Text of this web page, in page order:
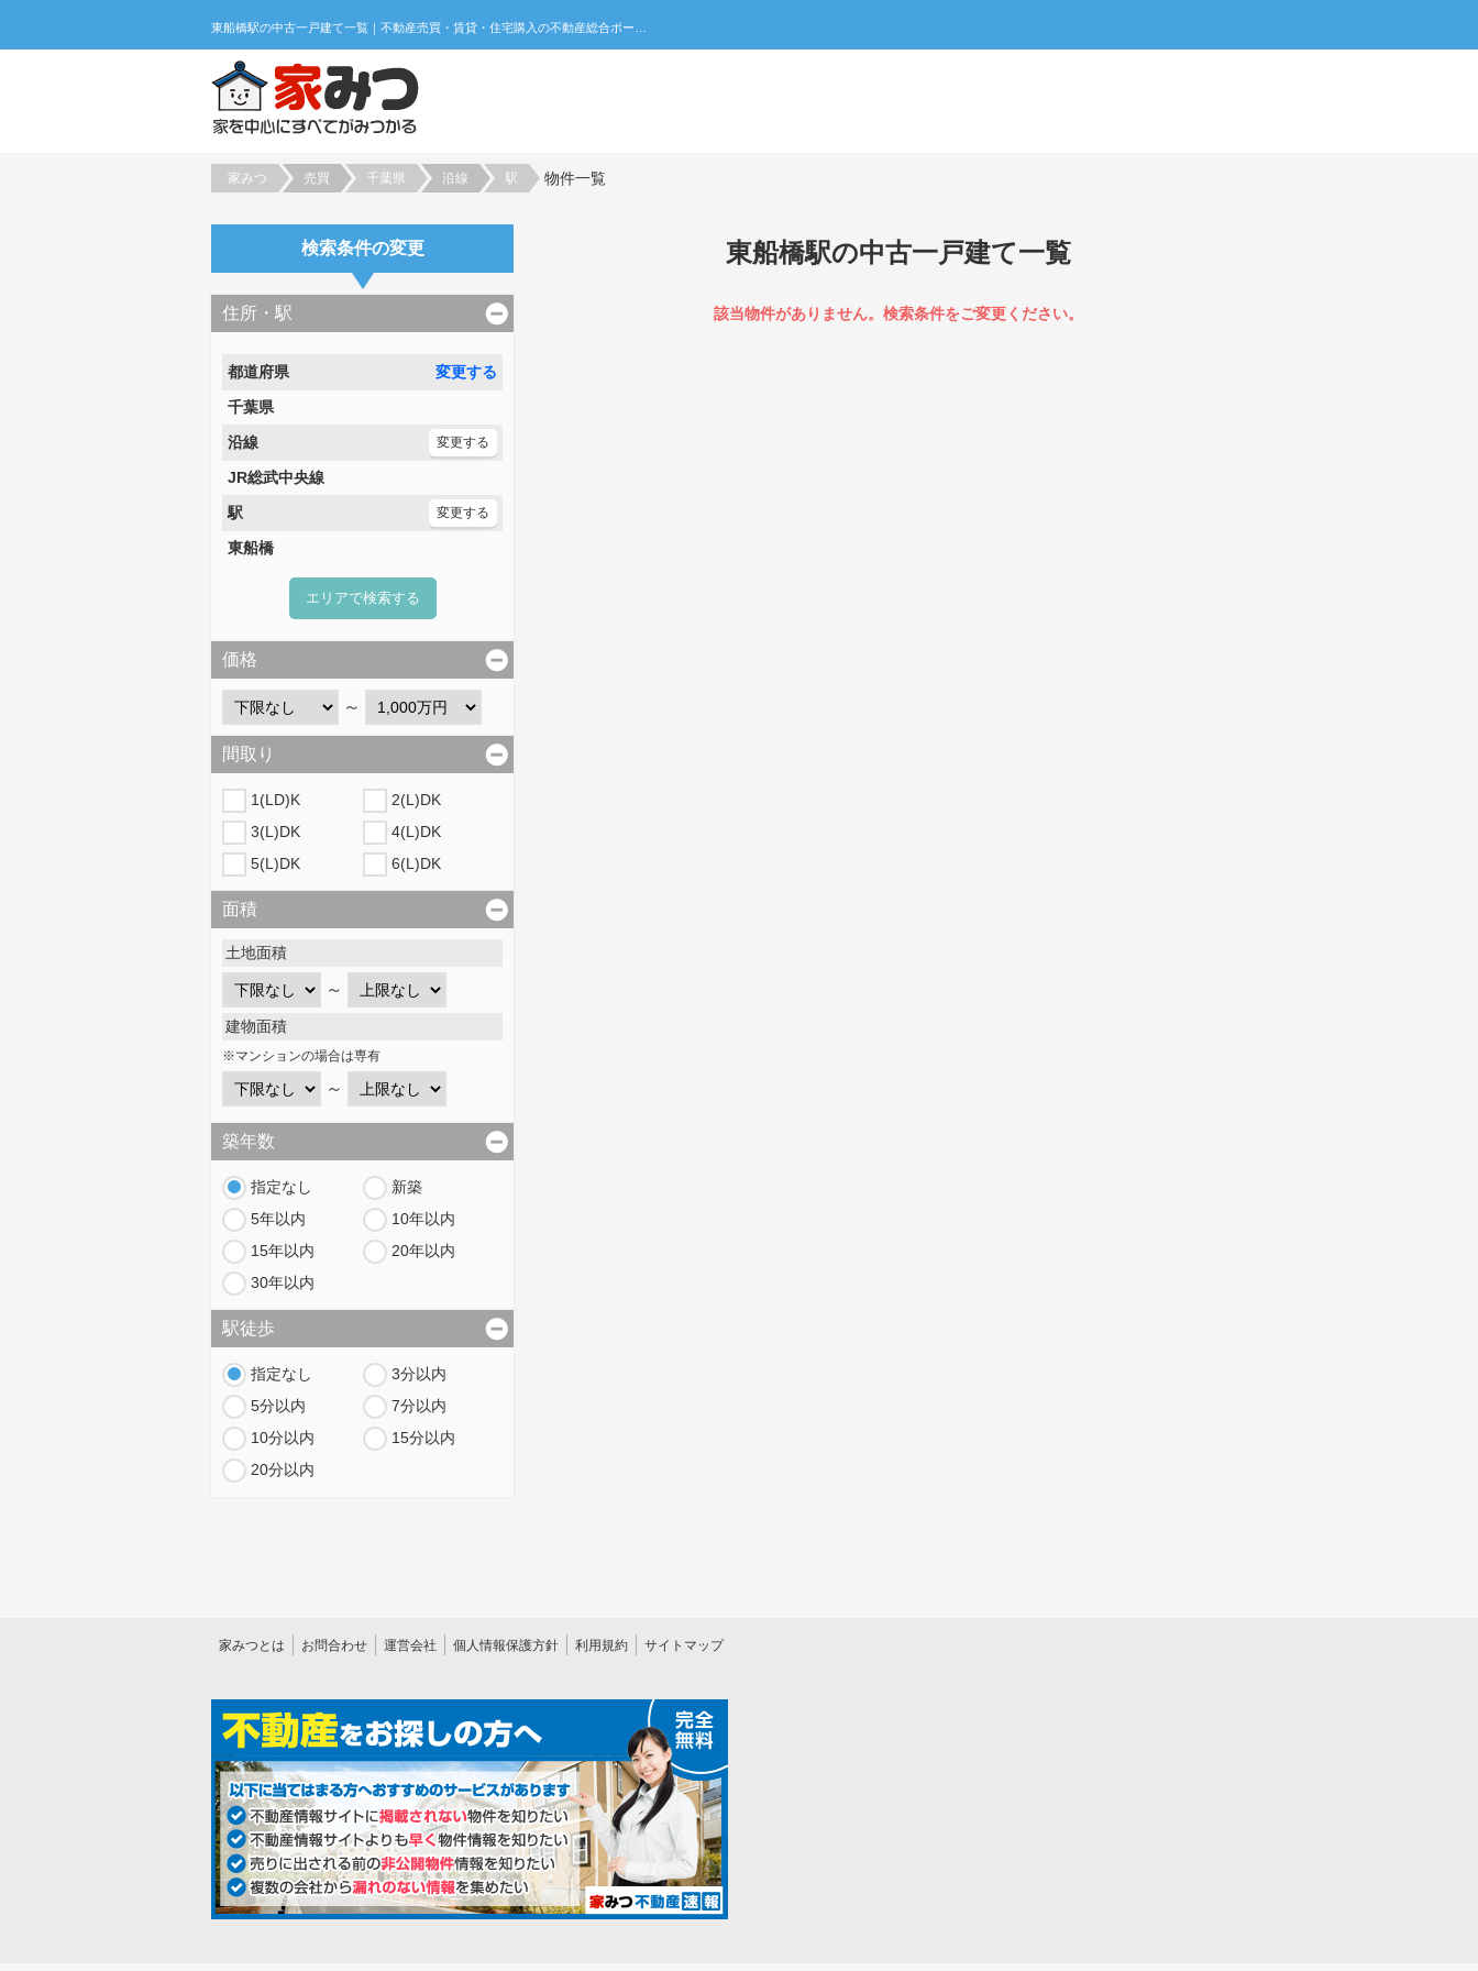
家みつ 売買 千葉県 沿線 駅 物件一覧
検索条件の変更
住所・駅
都道府県
変更する
千葉県
沿線
変更する
JR総武中央線
駅
変更する
東船橋
エリアで検索する
価格
～
間取り
1(LD)K
2(L)DK
3(L)DK
4(L)DK
5(L)DK
6(L)DK
面積
土地面積
～
建物面積
※マンションの場合は専有
～
築年数
指定なし
新築
5年以内
10年以内
15年以内
20年以内
30年以内
駅徒歩
指定なし
3分以内
5分以内
7分以内
10分以内
15分以内
20分以内
東船橋駅の中古一戸建て一覧
該当物件がありません。検索条件をご変更ください。
家みつとは お問合わせ 運営会社 個人情報保護方針 利用規約 サイトマップ